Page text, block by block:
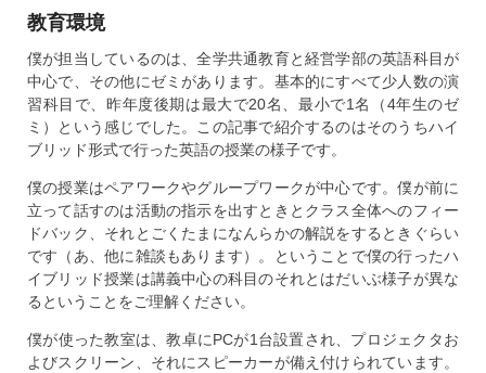
教育環境
僕が担当しているのは、全学共通教育と経営学部の英語科目が
中心で、その他にゼミがあります。基本的にすべて少人数の演
習科目で、昨年度後期は最大で20名、最小で1名（4年生のゼ
ミ）という感じでした。この記事で紹介するのはそのうちハイ
ブリッド形式で行った英語の授業の様子です。
僕の授業はペアワークやグループワークが中心です。僕が前に
立って話すのは活動の指示を出すときとクラス全体へのフィー
ドバック、それとごくたまになんらかの解説をするときぐらい
です（あ、他に雑談もあります）。ということで僕の行ったハ
イブリッド授業は講義中心の科目のそれとはだいぶ様子が異な
るということをご理解ください。
僕が使った教室は、教卓にPCが1台設置され、プロジェクタお
よびスクリーン、それにスピーカーが備え付けられています。